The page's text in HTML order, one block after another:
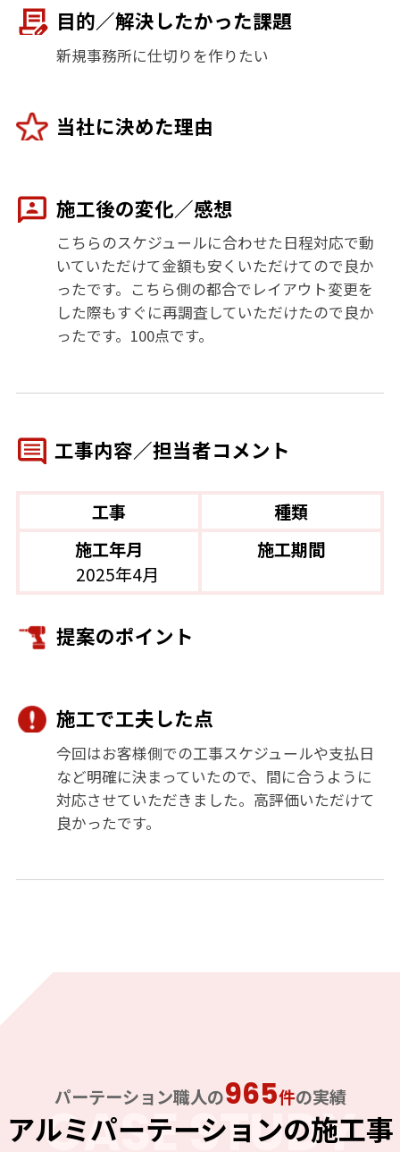
目的／解決したかった課題
新規事務所に仕切りを作りたい
当社に決めた理由
施工後の変化／感想
こちらのスケジュールに合わせた日程対応で動
いていただけて金額も安くいただけてので良か
ったです。こちら側の都合でレイアウト変更を
した際もすぐに再調査していただけたので良か
ったです。100点です。
工事内容／担当者コメント
工事
種類
施工年月
2025年4月
施工期間
提案のポイント
施工で工夫した点
今回はお客様側での工事スケジュールや支払日
など明確に決まっていたので、間に合うように
対応させていただきました。高評価いただけて
良かったです。
CASE STUDY
パーテーション職人の965件の実績
アルミパーテーションの施工事